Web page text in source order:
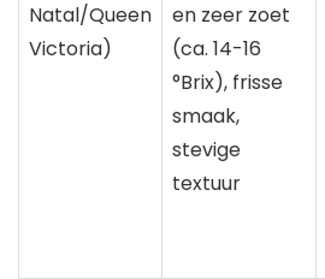
Natal/Queen
Victoria)
en zeer zoet
(ca. 14-16
°Brix), frisse
smaak,
stevige
textuur